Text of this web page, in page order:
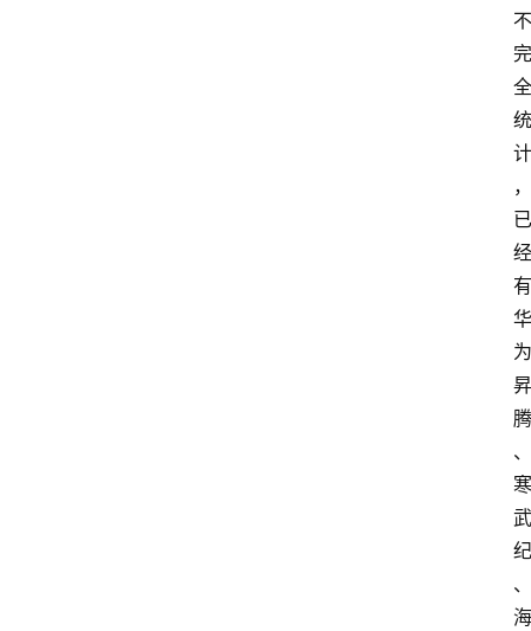
不
完
全
统
计
，
已
经
有
华
为
昇
腾
、
寒
武
纪
、
海